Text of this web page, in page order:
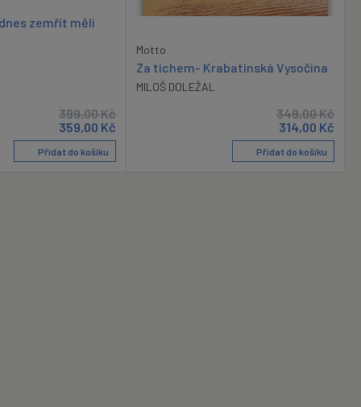
zemřít měli
399,00Kč
359,00 Kč
Přidat do košíku
Motto
Za tichem- Krabatinská Vysočina
MILOŠ DOLEŽAL
349,00Kč
314,00 Kč
Přidat do košíku